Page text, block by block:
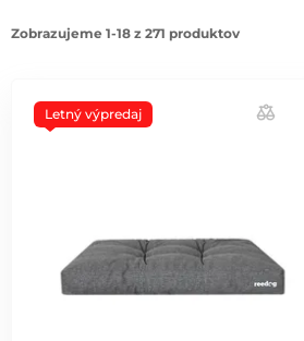
Zobrazujeme 1-18 z 271 produktov
Letný výpredaj